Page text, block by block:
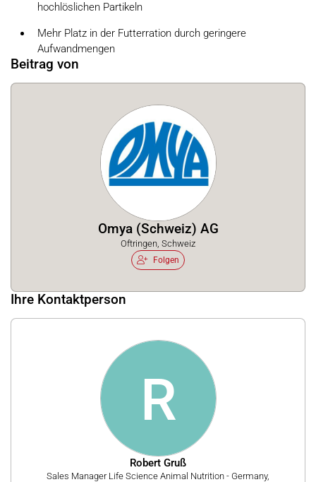
hochlöslichen Partikeln
Mehr Platz in der Futterration durch geringere
Aufwandmengen
Beitrag von
Omya (Schweiz) AG
Oftringen, Schweiz
Folgen
Ihre Kontaktperson
R
Robert Gruß
Sales Manager Life Science Animal Nutrition - Germany,